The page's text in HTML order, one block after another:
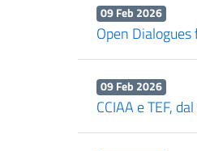
09 Feb 2026
Open
09 Feb 2026
CCIAA e TEF,